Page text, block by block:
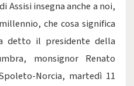
Assisi insegna anche a noi,
che cosa significa
detto il presidente della
monsignor Renato
Norcia, martedì 11